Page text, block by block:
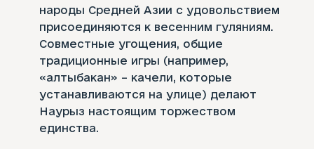
народы Средней Азии с удовольствием
присоединяются к весенним гуляниям.
Совместные угощения, общие
традиционные игры (например,
«алтыбакан» – качели, которые
устанавливаются на улице) делают
Наурыз настоящим торжеством
единства.